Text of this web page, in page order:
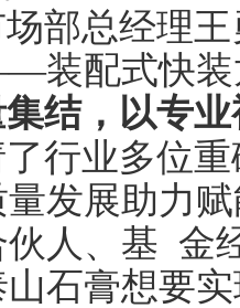
场部总经理
装配式快装
结，以专
行业多位
发展助力
人、基 金
石膏想要